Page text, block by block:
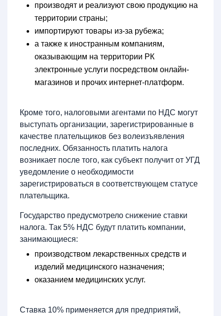
производят и реализуют свою продукцию на
территории страны;
импортируют товары из-за рубежа;
а также к иностранным компаниям,
оказывающим на территории РК
электронные услуги посредством онлайн-
магазинов и прочих интернет-платформ.
Кроме того, налоговыми агентами по НДС могут
выступать организации, зарегистрированные в
качестве плательщиков без волеизъявления
последних. Обязанность платить налога
возникает после того, как субъект получит от УГД
уведомление о необходимости
зарегистрироваться в соответствующем статусе
плательщика.
Государство предусмотрело снижение ставки
налога. Так 5% НДС будут платить компании,
занимающиеся:
производством лекарственных средств и
изделий медицинского назначения;
оказанием медицинских услуг.
Ставка 10% применяется для предприятий,